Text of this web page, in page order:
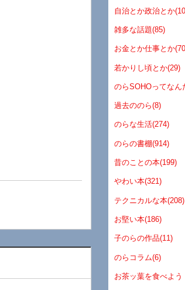
自治とか政治とか
雑多な話題(85)
お金とか仕事とか
若かりし頃とか(29)
のらSOHOってなん
過去ののら(8)
のらな生活(274)
のらの書棚(914)
昔のことの本(199)
やわい本(321)
テクニカルな本(208)
お堅い本(186)
子のらの作品(11)
のらコラム(6)
お茶ッ葉を食べよ